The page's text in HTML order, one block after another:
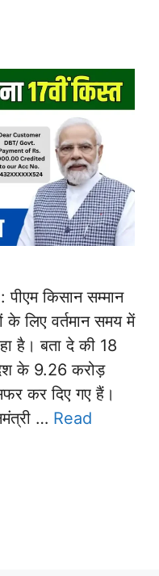
किसान सम्मान
के लिए वर्तमान समय में
है। बता दे की 18
के 9.26 करोड़
कर दिए गए हैं।
… Read